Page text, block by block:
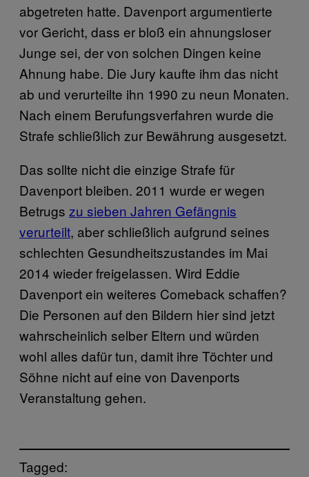
abgetreten hatte. Davenport argumentierte
vor Gericht, dass er bloß ein ahnungsloser
Junge sei, der von solchen Dingen keine
Ahnung habe. Die Jury kaufte ihm das nicht
ab und verurteilte ihn 1990 zu neun Monaten.
Nach einem Berufungsverfahren wurde die
Strafe schließlich zur Bewährung ausgesetzt.
Das sollte nicht die einzige Strafe für
Davenport bleiben. 2011 wurde er wegen
Betrugs zu sieben Jahren Gefängnis
verurteilt, aber schließlich aufgrund seines
schlechten Gesundheitszustandes im Mai
2014 wieder freigelassen. Wird Eddie
Davenport ein weiteres Comeback schaffen?
Die Personen auf den Bildern hier sind jetzt
wahrscheinlich selber Eltern und würden
wohl alles dafür tun, damit ihre Töchter und
Söhne nicht auf eine von Davenports
Veranstaltung gehen.
Tagged: